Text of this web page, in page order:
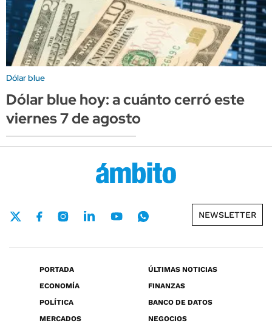
Dólar blue
Dólar blue hoy: a cuánto cerró este
viernes 7 de agosto
NEWSLETTER
PORTADA
ÚLTIMAS NOTICIAS
ECONOMÍA
FINANZAS
POLÍTICA
BANCO DE DATOS
MERCADOS
NEGOCIOS